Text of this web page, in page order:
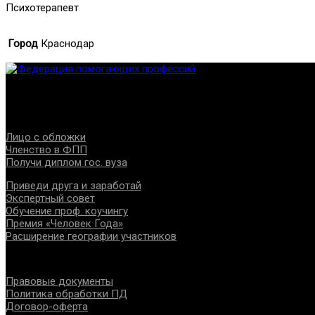
Психотерапевт
Город Краснодар
Лицо с обложки
Членство в ФПП
Получи диплом гос. вуза
Приведи друга и заработай
Экспертный совет
Обучение проф. коучингу
Премия «Человек Года»
Расширение географии участников
Правовые документы
Политика обработки ПД
Договор-оферта